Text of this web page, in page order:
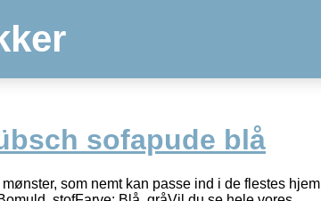
sofapude blå
som nemt kan passe ind i de flestes hjem